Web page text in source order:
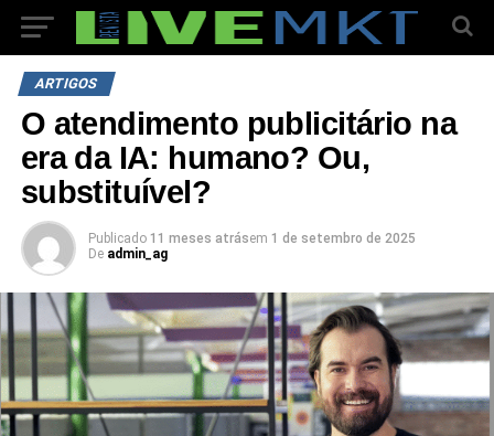
ARTIGOS
O atendimento publicitário na
era da IA: humano? Ou,
substituível?
Publicado 11 meses atrásem 1 de setembro de 2025
De admin_ag